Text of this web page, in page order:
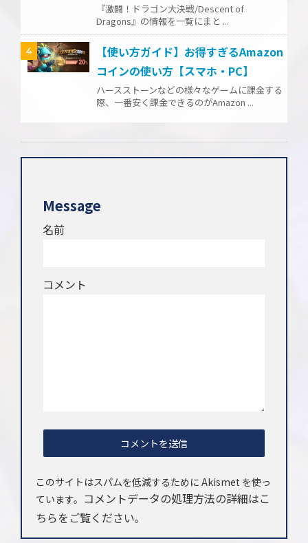
『激闘！ドラゴン大決戦/Descent of
Dragons』の情報を一覧にまと ...
4
【使い方ガイド】お得すぎるAmazon
コインの使い方【スマホ・PC】
ハースストーンなどの様々なゲームに課金する
際、一番安く課金できるのがAmazon ...
Message
名前
コメント
このサイトはスパムを低減するために Akismet を使っ
ています。 コメントデータの処理方法の詳細はこ
ちらをご覧ください。